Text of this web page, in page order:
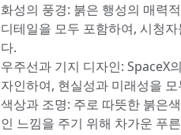
화성의 풍경: 붉은 행성의 매력
디테일을 모두 포함하여, 시청
다.
우주선과 기지 디자인: SpaceX
자인하여, 현실성과 미래성을
색상과 조명: 주로 따뜻한 붉은
인 느낌을 주기 위해 차가운 푸